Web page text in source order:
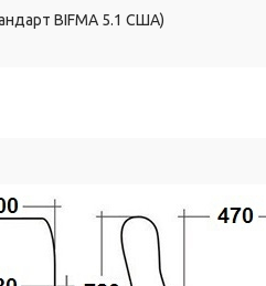
BIFMA 5.1 США)